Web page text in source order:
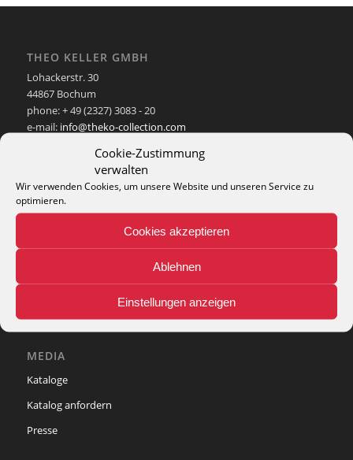
Cookie-Zustimmung
verwalten
Wir verwenden Cookies, um unsere Website und unseren Service zu
optimieren.
Cookies akzeptieren
Ablehnen
Einstellungen anzeigen
THEO KELLER GMBH
Lohackerstr. 30
44867 Bochum
phone: + 49 (2327) 3083 - 20
e-mail: info@theko-collection.com
INFO
MEDIA
Kataloge
Katalog anfordern
Presse